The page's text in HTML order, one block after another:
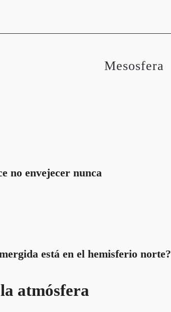
Mesosfera
no envejecer nunca
está en el hemisferio norte?
atmósfera